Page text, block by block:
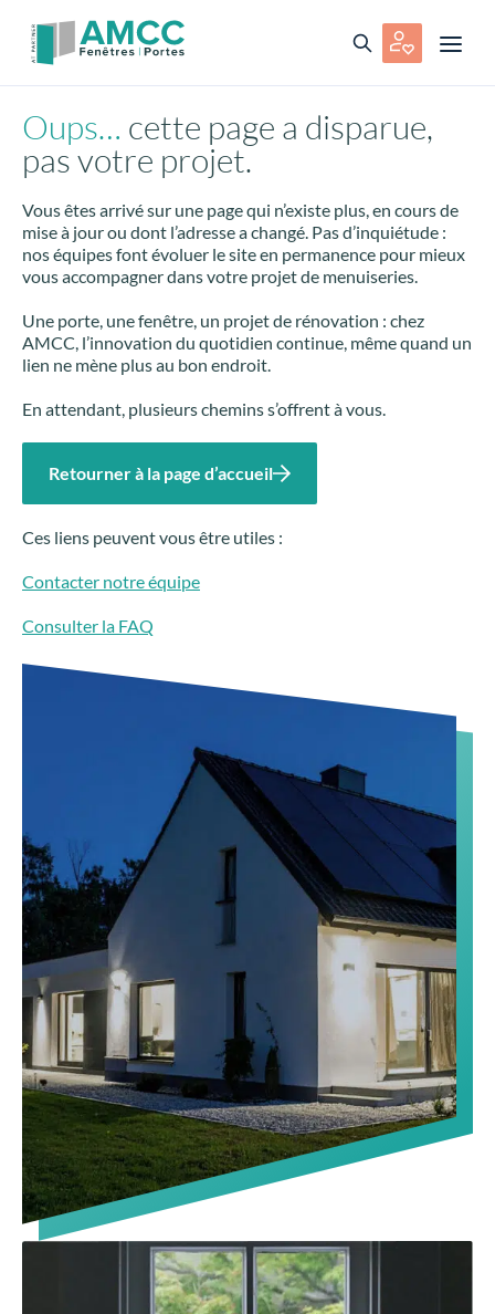
Oups… cette page a disparue,
pas votre projet.
Vous êtes arrivé sur une page qui n’existe plus, en cours de
mise à jour ou dont l’adresse a changé. Pas d’inquiétude :
nos équipes font évoluer le site en permanence pour mieux
vous accompagner dans votre projet de menuiseries.
Une porte, une fenêtre, un projet de rénovation : chez
AMCC, l’innovation du quotidien continue, même quand un
lien ne mène plus au bon endroit.
En attendant, plusieurs chemins s’offrent à vous.
Retourner à la page d’accueil
Ces liens peuvent vous être utiles :
Contacter notre équipe
Consulter la FAQ